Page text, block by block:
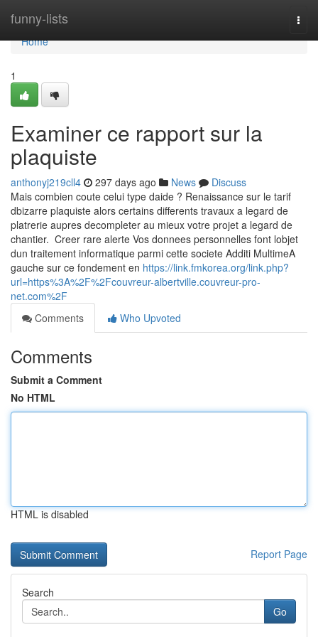
funny-lists
Home
Home
1
Examiner ce rapport sur la
plaquiste
anthonyj219cll4 297 days ago News
Discuss
Mais combien coute celui type daide ? Renaissance sur le tarif
dbizarre plaquiste alors certains differents travaux a legard de
platrerie aupres decompleter au mieux votre projet a legard de
chantier. Creer rare alerte Vos donnees personnelles font lobjet
dun traitement informatique parmi cette societe Additi MultimeA
gauche sur ce fondement en https://link.fmkorea.org/link.php?
url=https%3A%2F%2Fcouvreur-albertville.couvreur-pro-
net.com%2F
Comments
Who Upvoted
Comments
Submit a Comment
No HTML
HTML is disabled
Report Page
Search
Go